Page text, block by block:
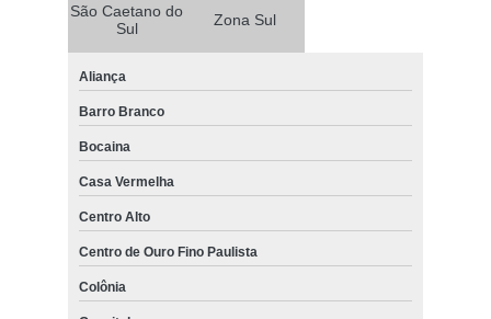
São Caetano do
Sul
Zona Sul
Aliança
Barro Branco
Bocaina
Casa Vermelha
Centro Alto
Centro de Ouro Fino Paulista
Colônia